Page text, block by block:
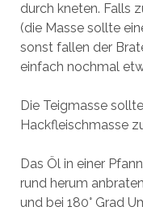
durch kneten. Falls
(die Masse sollte
sonst fallen der
einfach nochmal
Die Teigmasse
Hackfleischmasse
Das Öl in einer
rund herum
und bei 180° Grad